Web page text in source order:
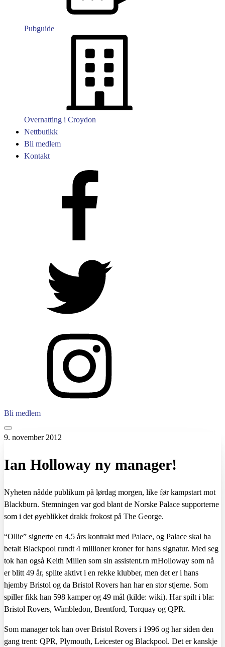
Pubguide
Overnatting i Croydon
Nettbutikk
Bli medlem
Kontakt
Bli medlem
9. november 2012
Ian Holloway ny manager!
Nyheten nådde publikum på lørdag morgen, like før kampstart mot
Blackburn. Stemningen var god blant de Norske Palace supporterne
som i det øyeblikket drakk frokost på The George.
“Ollie” signerte en 4,5 års kontrakt med Palace, og Palace skal ha
betalt Blackpool rundt 4 millioner kroner for hans signatur. Med seg
tok han også Keith Millen som sin assistent.rn rnHolloway som nå
er blitt 49 år, spilte aktivt i en rekke klubber, men det er i hans
hjemby Bristol og da Bristol Rovers han har en stor stjerne. Som
spiller fikk han 598 kamper og 49 mål (kilde: wiki). Har spilt i bla:
Bristol Rovers, Wimbledon, Brentford, Torquay og QPR.
Som manager tok han over Bristol Rovers i 1996 og har siden den
gang trent: QPR, Plymouth, Leicester og Blackpool. Det er kanskje